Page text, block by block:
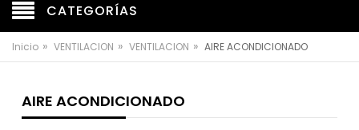
CATEGORÍAS
Inicio » VENTILACION » VENTILACION » AIRE ACONDICIONADO
AIRE ACONDICIONADO